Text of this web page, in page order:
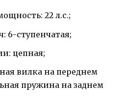
22 л.с.;
6-ступенчатая;
цепная;
вилка на переднем
пружина на заднем